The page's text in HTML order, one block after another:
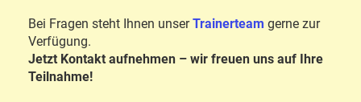
Bei Fragen steht Ihnen unserTrainerteam gerne zur
Verfügung.
Jetzt Kontakt aufnehmen – wir freuen uns auf Ihre
Teilnahme!